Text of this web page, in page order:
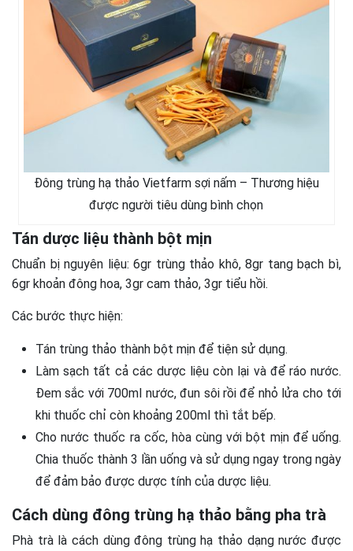
Đông trùng hạ thảo Vietfarm sợi nấm – Thương hiệu
được người tiêu dùng bình chọn
Tán dược liệu thành bột mịn
Chuẩn bị nguyên liệu: 6gr trùng thảo khô, 8gr tang bạch bì,
6gr khoản đông hoa, 3gr cam thảo, 3gr tiểu hồi.
Các bước thực hiện:
Tán trùng thảo thành bột mịn để tiện sử dụng.
Làm sạch tất cả các dược liệu còn lại và để ráo nước.
Đem sắc với 700ml nước, đun sôi rồi để nhỏ lửa cho tới
khi thuốc chỉ còn khoảng 200ml thì tắt bếp.
Cho nước thuốc ra cốc, hòa cùng với bột mịn để uống.
Chia thuốc thành 3 lần uống và sử dụng ngay trong ngày
để đảm bảo được dược tính của dược liệu.
Cách dùng đông trùng hạ thảo bằng pha trà
Phà trà là cách dùng đông trùng hạ thảo dạng nước được